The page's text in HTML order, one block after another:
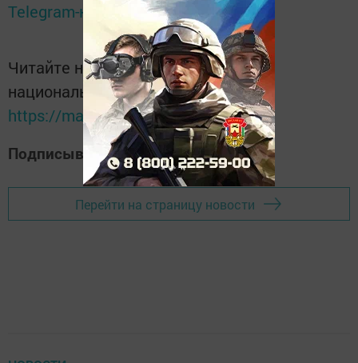
Telegram-канале
Татмедиа
Читайте новости Татарстана в
национальном мессенджере MАХ:
https://max.ru/tatmedia
Подписывайтесь на нашДзен-канал
Перейти на страницу новости